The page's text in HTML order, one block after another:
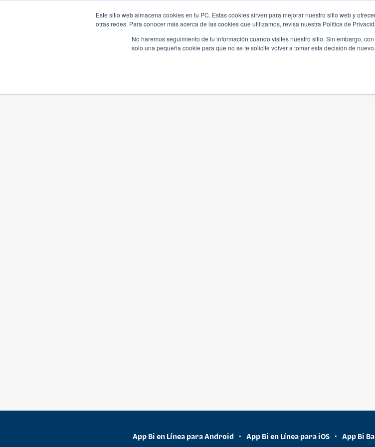
Este sitio web almacena cookies en tu PC. Estas cookies sirven para mejorar nuestro sitio web y
otras redes. Para conocer más acerca de las cookies que utilizamos, revisa nuestra Política de
No haremos seguimiento de tu información cuando visites nuestro sitio. Sin embargo,
solo una pequeña cookie para que no se te solicite volver a tomar esta decisión de nuevo.
App Bi en Línea para Android • App Bi en Línea para iOS • App Bi